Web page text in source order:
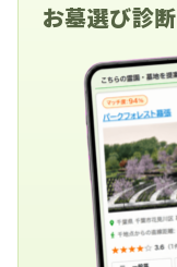
お墓選び診断